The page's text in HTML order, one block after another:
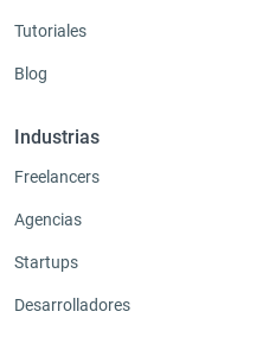
Tutoriales
Blog
Industrias
Freelancers
Agencias
Startups
Desarrolladores